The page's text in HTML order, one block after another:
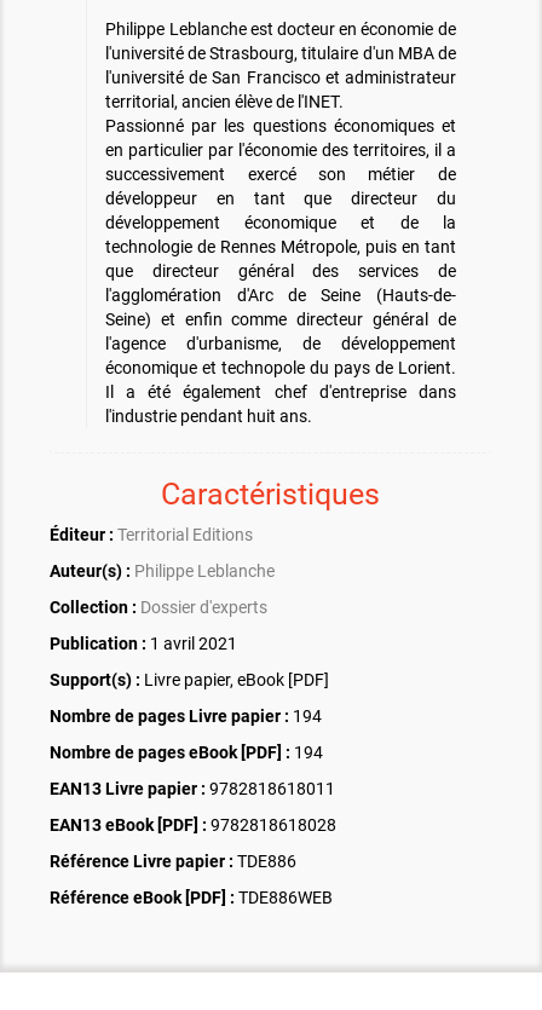
Philippe Leblanche est docteur en économie de
l'université de Strasbourg, titulaire d'un MBA de
l'université de San Francisco et administrateur
territorial, ancien élève de l'INET.
Passionné par les questions économiques et
en particulier par l'économie des territoires, il a
successivement exercé son métier de
développeur en tant que directeur du
développement économique et de la
technologie de Rennes Métropole, puis en tant
que directeur général des services de
l'agglomération d'Arc de Seine (Hauts-de-
Seine) et enfin comme directeur général de
l'agence d'urbanisme, de développement
économique et technopole du pays de Lorient.
Il a été également chef d'entreprise dans
l'industrie pendant huit ans.
Caractéristiques
Éditeur : Territorial Editions
Auteur(s) : Philippe Leblanche
Collection : Dossier d'experts
Publication : 1 avril 2021
Support(s) : Livre papier, eBook [PDF]
Nombre de pages Livre papier : 194
Nombre de pages eBook [PDF] : 194
EAN13 Livre papier : 9782818618011
EAN13 eBook [PDF] : 9782818618028
Référence Livre papier : TDE886
Référence eBook [PDF] : TDE886WEB